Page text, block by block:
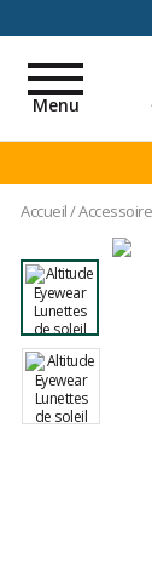
Toggle
navigation
Menu
Accueil/